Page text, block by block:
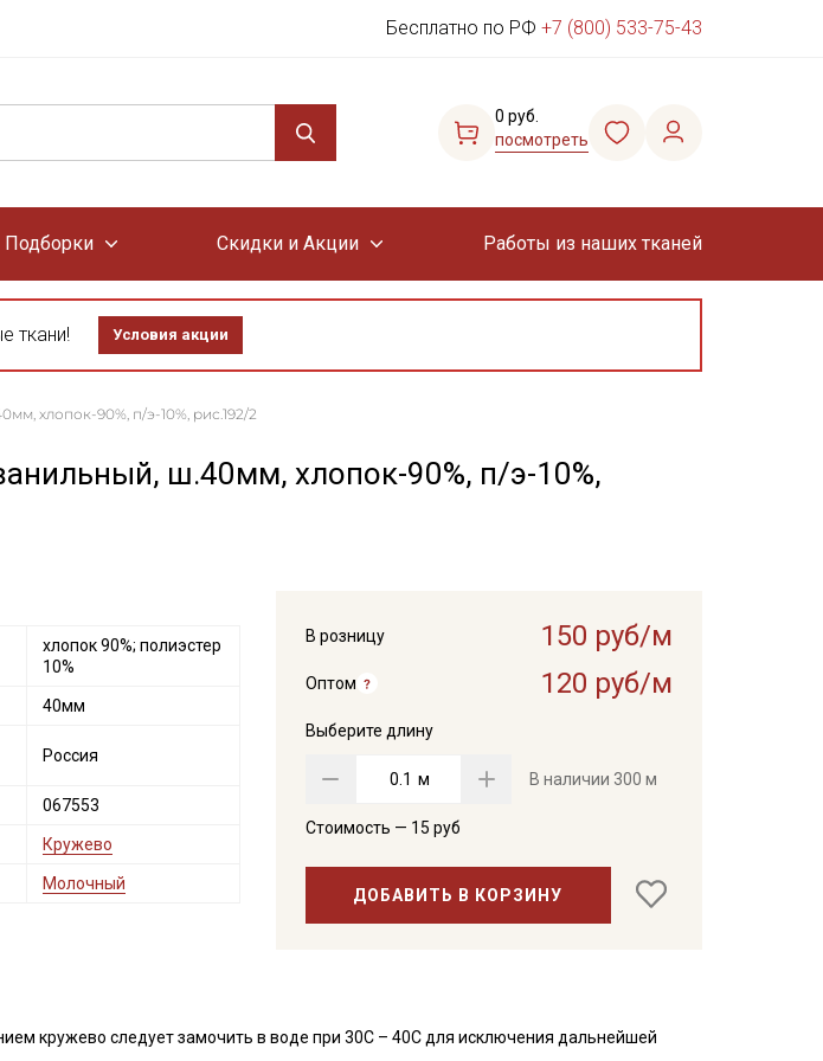
Бесплатно по РФ +7 (800) 533-75-43
0 руб.
посмотреть
Подборки Скидки и Акции Работы из наших тканей
ткани! Условия акции
хлопок-90%, п/э-10%, рис.192/2
ш.40мм, хлопок-90%, п/э-10%,
В розницу 150 руб/м
Оптом 120 руб/м
Выберите длину
м В наличии 300 м
Стоимость — 15 руб
ДОБАВИТЬ В КОРЗИНУ
хлопок 90%; полиэстер
10%
40мм
Россия
067553
Кружево
Молочный
кружево следует замочить в воде при 30С – 40С для исключения дальнейшей